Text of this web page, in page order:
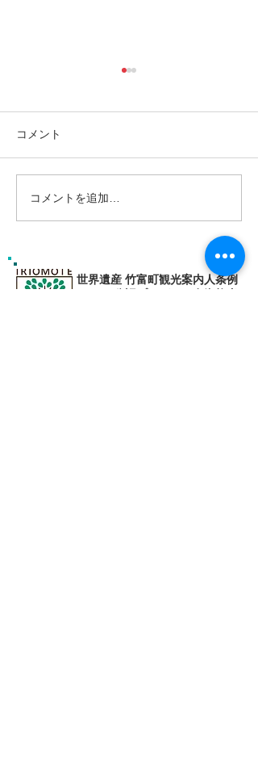
島旅で素敵な出逢い&冒険
へ〜🍍西表島カヌー
コメント
コメントを追加…
世界遺産 竹富町観光案内人条例